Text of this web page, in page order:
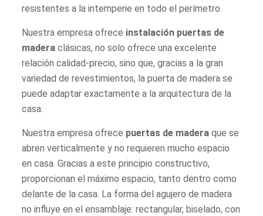
resistentes a la intemperie en todo el perímetro.
Nuestra empresa ofrece instalación puertas de
madera clásicas, no solo ofrece una excelente
relación calidad-precio, sino que, gracias a la gran
variedad de revestimientos, la puerta de madera se
puede adaptar exactamente a la arquitectura de la
casa.
Nuestra empresa ofrece puertas de madera que se
abren verticalmente y no requieren mucho espacio
en casa. Gracias a este principio constructivo,
proporcionan el máximo espacio, tanto dentro como
delante de la casa. La forma del agujero de madera
no influye en el ensamblaje: rectangular, biselado, con